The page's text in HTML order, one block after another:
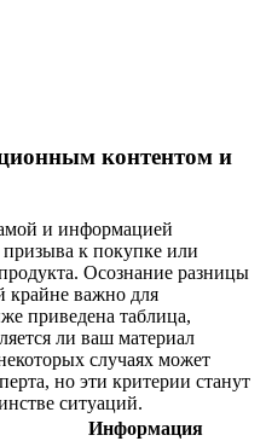
контентом и
и информацией
к покупке или
Осознание разницы
крайне важно для
приведена таблица,
ли ваш материал
случаях может
но эти критерии станут
ситуаций.
Информация